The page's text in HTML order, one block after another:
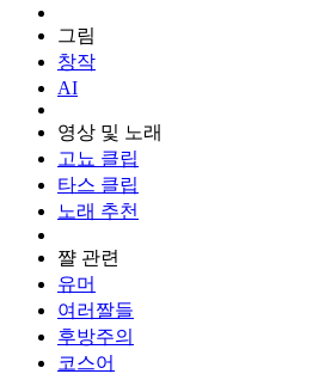
그림
창작
AI
영상 및 노래
고뇨 클립
타스 클립
노래 추천
쨜 관련
유머
여러짤들
후방주의
코스어